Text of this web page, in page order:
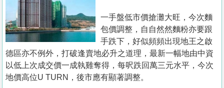
手
冊
關
於
我
一手盤低市價搶灘大旺，今次麵
包價調整，自自然然麵粉亦要跟
手跌下，好似頻頻出現地王之啟
德區亦不例外，打破逢賣地必升之道理，最新一幅地由中資
以低上次成交價一成執雞奪得，每呎跌回萬三元水平，今次
地價高位U TURN，後市應有顯著調整。